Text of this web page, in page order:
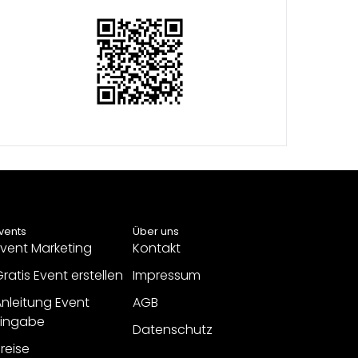
Marketing
Event erstellen
Event
Über uns
Kontakt
Impressum
AGB
Datenschutz